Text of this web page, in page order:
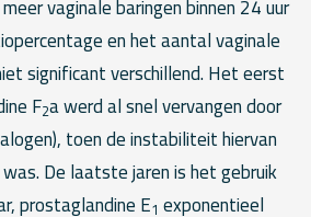
vaginale baringen binnen 24 uur
en het aantal vaginale
significant verschillend. Het eerst
F2a werd al snel vervangen door
toen de instabiliteit hiervan
De laatste jaren is het gebruik
prostaglandine E1 exponentieel